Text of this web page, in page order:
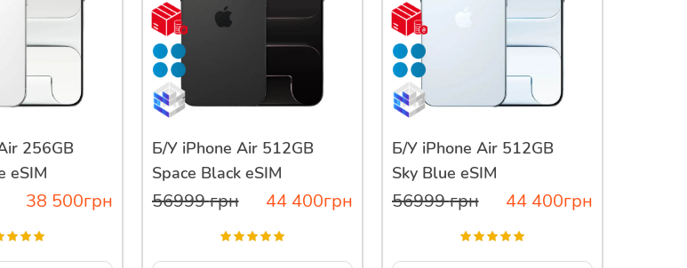
256GB
eSIM
38 500грн
Б/У iPhone Air 512GB
Space Black eSIM
56999грн 44 400грн
Б/У iPhone Air 512GB
Sky Blue eSIM
56999грн 44 400грн